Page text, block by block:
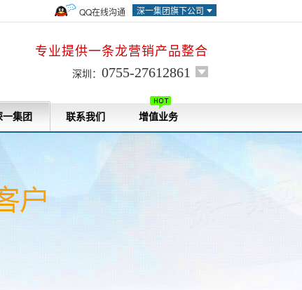
深一集团旗下公司
QQ在线沟通
专业提供一条龙营销产品整合
深圳： 0755-27612861
一集团 联系我们 增值业务